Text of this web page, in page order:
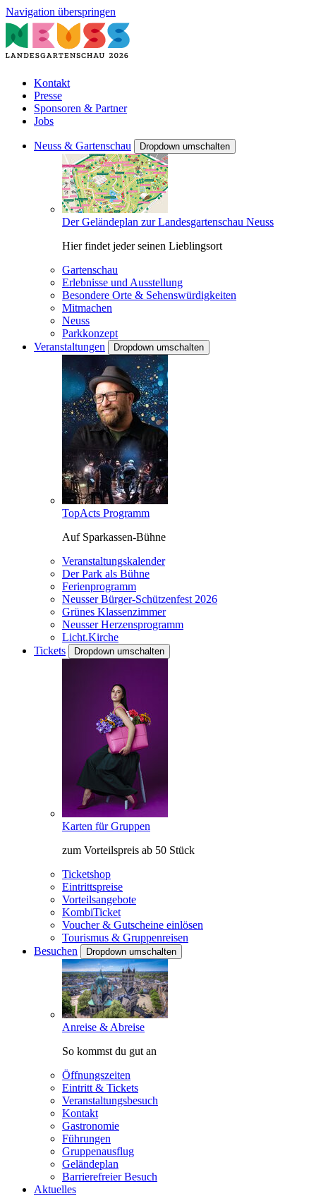
Navigation überspringen
Kontakt
Presse
Sponsoren & Partner
Jobs
Neuss & Gartenschau Dropdown umschalten
Der Geländeplan zur Landesgartenschau Neuss
Hier findet jeder seinen Lieblingsort
Gartenschau
Erlebnisse und Ausstellung
Besondere Orte & Sehenswürdigkeiten
Mitmachen
Neuss
Parkkonzept
Veranstaltungen
Dropdown umschalten
TopActs Programm
Auf Sparkassen-Bühne
Veranstaltungskalender
Der Park als Bühne
Ferienprogramm
Neusser Bürger-Schützenfest 2026
Grünes Klassenzimmer
Neusser Herzensprogramm
Licht.Kirche
Tickets
Dropdown umschalten
Karten für Gruppen
zum Vorteilspreis ab 50 Stück
Ticketshop
Eintrittspreise
Vorteilsangebote
KombiTicket
Voucher & Gutscheine einlösen
Tourismus & Gruppenreisen
Besuchen
Dropdown umschalten
Anreise & Abreise
So kommst du gut an
Öffnungszeiten
Eintritt & Tickets
Veranstaltungsbesuch
Kontakt
Gastronomie
Führungen
Gruppenausflug
Geländeplan
Barrierefreier Besuch
Aktuelles